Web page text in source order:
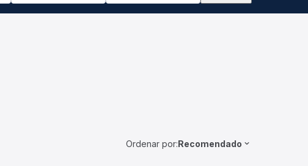
Ordenar por:Recomendado